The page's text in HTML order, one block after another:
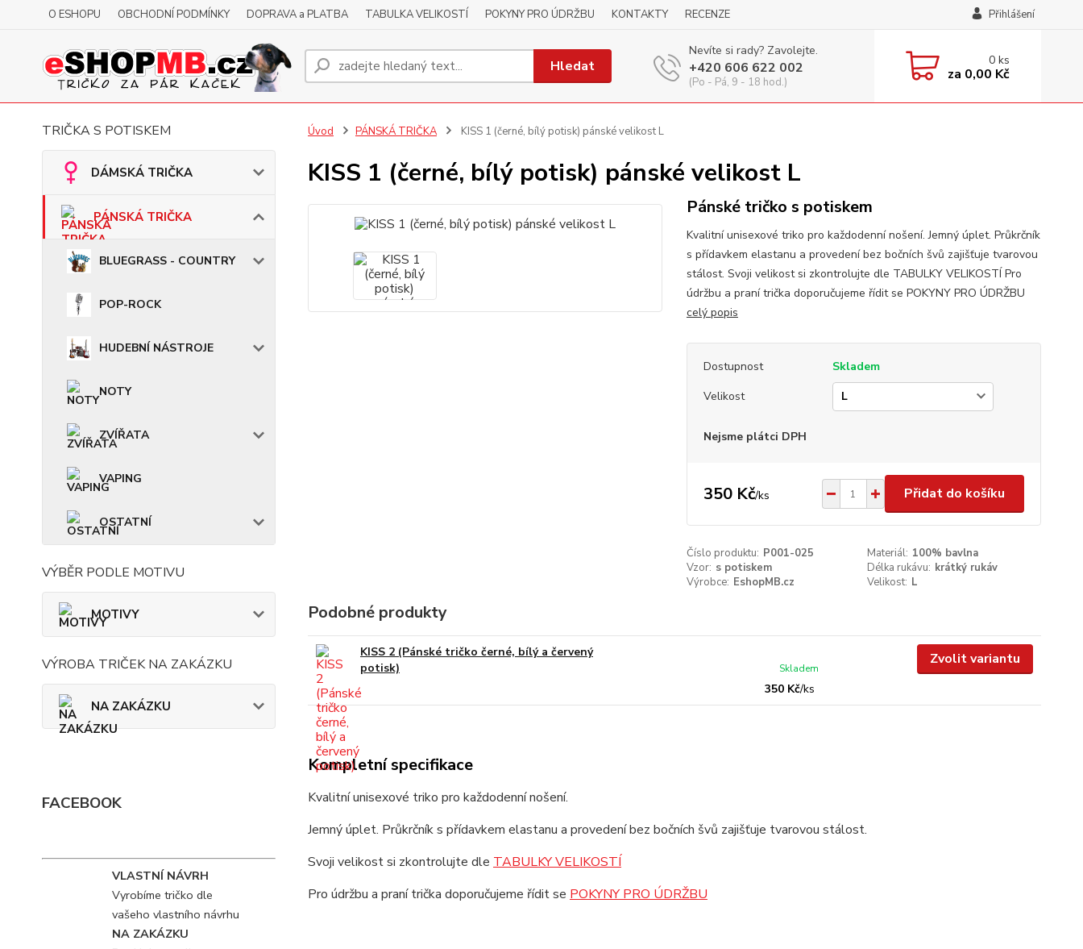
O ESHOPU OBCHODNÍ PODMÍNKY DOPRAVA a PLATBA TABULKA VELIKOSTÍ POKYNY PRO ÚDRŽBU KONTAKTY RECENZE Přihlášení
Hledat
Nevíte si rady? Zavolejte.
+420 606 622 002
(Po - Pá, 9 - 18 hod.)
0ks
za 0,00 Kč
TRIČKA S POTISKEM
DÁMSKÁ TRIČKA
PÁNSKÁ TRIČKA
BLUEGRASS - COUNTRY
POP-ROCK
HUDEBNÍ NÁSTROJE
NOTY
ZVÍŘATA
VAPING
OSTATNÍ
VÝBĚR PODLE MOTIVU
MOTIVY
VÝROBA TRIČEK NA ZAKÁZKU
NA ZAKÁZKU
FACEBOOK
VLASTNÍ NÁVRH
Vyrobíme tričko dle
vašeho vlastního návrhu
NA ZAKÁZKU
Úvod PÁNSKÁ TRIČKA KISS 1 (černé, bílý potisk) pánské velikost L
KISS 1 (černé, bílý potisk) pánské velikost L
Pánské tričko s potiskem
Kvalitní unisexové triko pro každodenní nošení. Jemný úplet. Průkrčník
s přídavkem elastanu a provedení bez bočních švů zajišťuje tvarovou
stálost. Svoji velikost si zkontrolujte dle TABULKY VELIKOSTÍ Pro
údržbu a praní trička doporučujeme řídit se POKYNY PRO ÚDRŽBU
celý popis
Dostupnost
Skladem
Velikost
Nejsme plátci DPH
350 Kč/ks Přidat do košíku
Číslo produktu: P001-025 Materiál: 100% bavlna
Vzor: s potiskem Délka rukávu: krátký rukáv
Výrobce: EshopMB.cz Velikost: L
Podobné produkty
KISS 2 (Pánské tričko černé, bílý a červený
potisk)
350 Kč/ks
Skladem
Zvolit variantu
Kompletní specifikace
Kvalitní unisexové triko pro každodenní nošení.
Jemný úplet. Průkrčník s přídavkem elastanu a provedení bez bočních švů zajišťuje tvarovou stálost.
Svoji velikost si zkontrolujte dle TABULKY VELIKOSTÍ
Pro údržbu a praní trička doporučujeme řídit se POKYNY PRO ÚDRŽBU